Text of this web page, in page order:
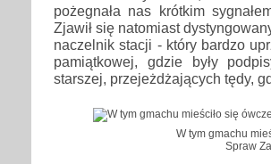
pożegnała nas krótkim
Zjawił się natomiast
naczelnik stacji - który bardzo
pamiątkowej, gdzie były
starszej, przejeżdżających tędy,
W tym gmachu
Spraw